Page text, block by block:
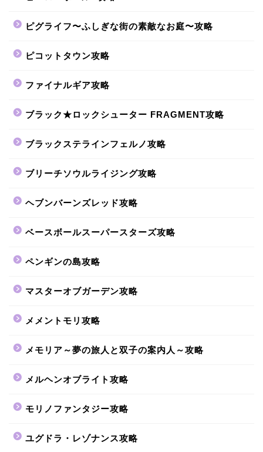
ピグライフ〜ふしぎな街の素敵なお庭〜攻略
ピコットタウン攻略
ファイナルギア攻略
ブラック★ロックシューター FRAGMENT攻略
ブラックステラインフェルノ攻略
ブリーチソウルライジング攻略
ヘブンバーンズレッド攻略
ベースボールスーパースターズ攻略
ペンギンの島攻略
マスターオブガーデン攻略
メメントモリ攻略
メモリア～夢の旅人と双子の案内人～攻略
メルヘンオブライト攻略
モリノファンタジー攻略
ユグドラ・レゾナンス攻略